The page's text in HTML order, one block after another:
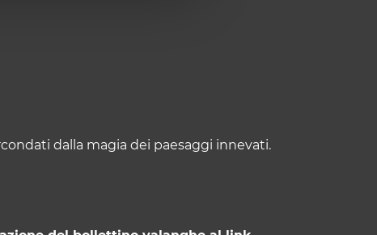
dalla magia dei paesaggi innevati.